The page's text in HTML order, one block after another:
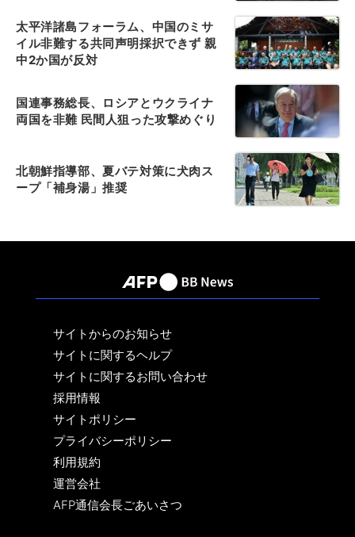
太平洋諸島フォーラム、中国のミサ
イル非難する共同声明採択できず 親
中2か国が反対
国連事務総長、ロシアとウクライナ
両国を非難 民間人狙った攻撃めぐり
北朝鮮指導部、夏バテ対策に犬肉ス
ープ「補身湯」推奨
サイトからのお知らせ
サイトに関するヘルプ
サイトに関するお問い合わせ
採用情報
サイトポリシー
プライバシーポリシー
利用規約
運営会社
AFP通信会長ごあいさつ